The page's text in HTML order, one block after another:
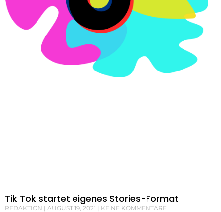
Tik Tok startet eigenes Stories-Format
REDAKTION AUGUST 19, 2021 KEINE KOMMENTARE